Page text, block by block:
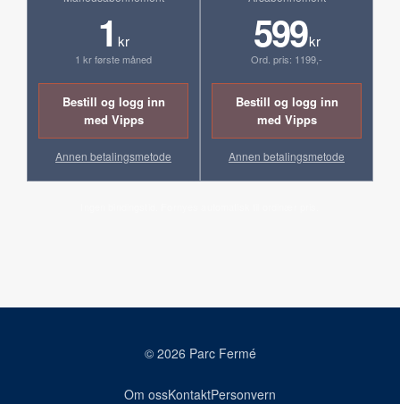
1 kr
1 kr første måned
Bestill og logg inn
med Vipps
Annen betalingsmetode
599kr
Ord. pris: 1199,-
Bestill og logg inn
med Vipps
Annen betalingsmetode
© 2026 Parc Fermé
Om ossKontaktPersonvern